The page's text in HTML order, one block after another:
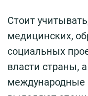
Стоит
медицинских,
социальных
власти страны,